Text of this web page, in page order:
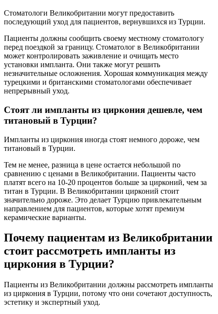
Стоматологи Великобритании могут предоставить
последующий уход для пациентов, вернувшихся из Турции.
Пациенты должны сообщить своему местному стоматологу
перед поездкой за границу. Стоматолог в Великобритании
может контролировать заживление и очищать место
установки импланта. Они также могут решить
незначительные осложнения. Хорошая коммуникация между
турецкими и британскими стоматологами обеспечивает
непрерывный уход.
Стоят ли импланты из циркония дешевле, чем
титановый в Турции?
Импланты из циркония иногда стоят немного дороже, чем
титановый в Турции.
Тем не менее, разница в цене остается небольшой по
сравнению с ценами в Великобритании. Пациенты часто
платят всего на 10-20 процентов больше за цирконий, чем за
титан в Турции. В Великобритании цирконий стоит
значительно дороже. Это делает Турцию привлекательным
направлением для пациентов, которые хотят премиум
керамические варианты.
Почему пациентам из Великобритании
стоит рассмотреть импланты из
циркония в Турции?
Пациенты из Великобритании должны рассмотреть импланты
из циркония в Турции, потому что они сочетают доступность,
эстетику и экспертный уход.